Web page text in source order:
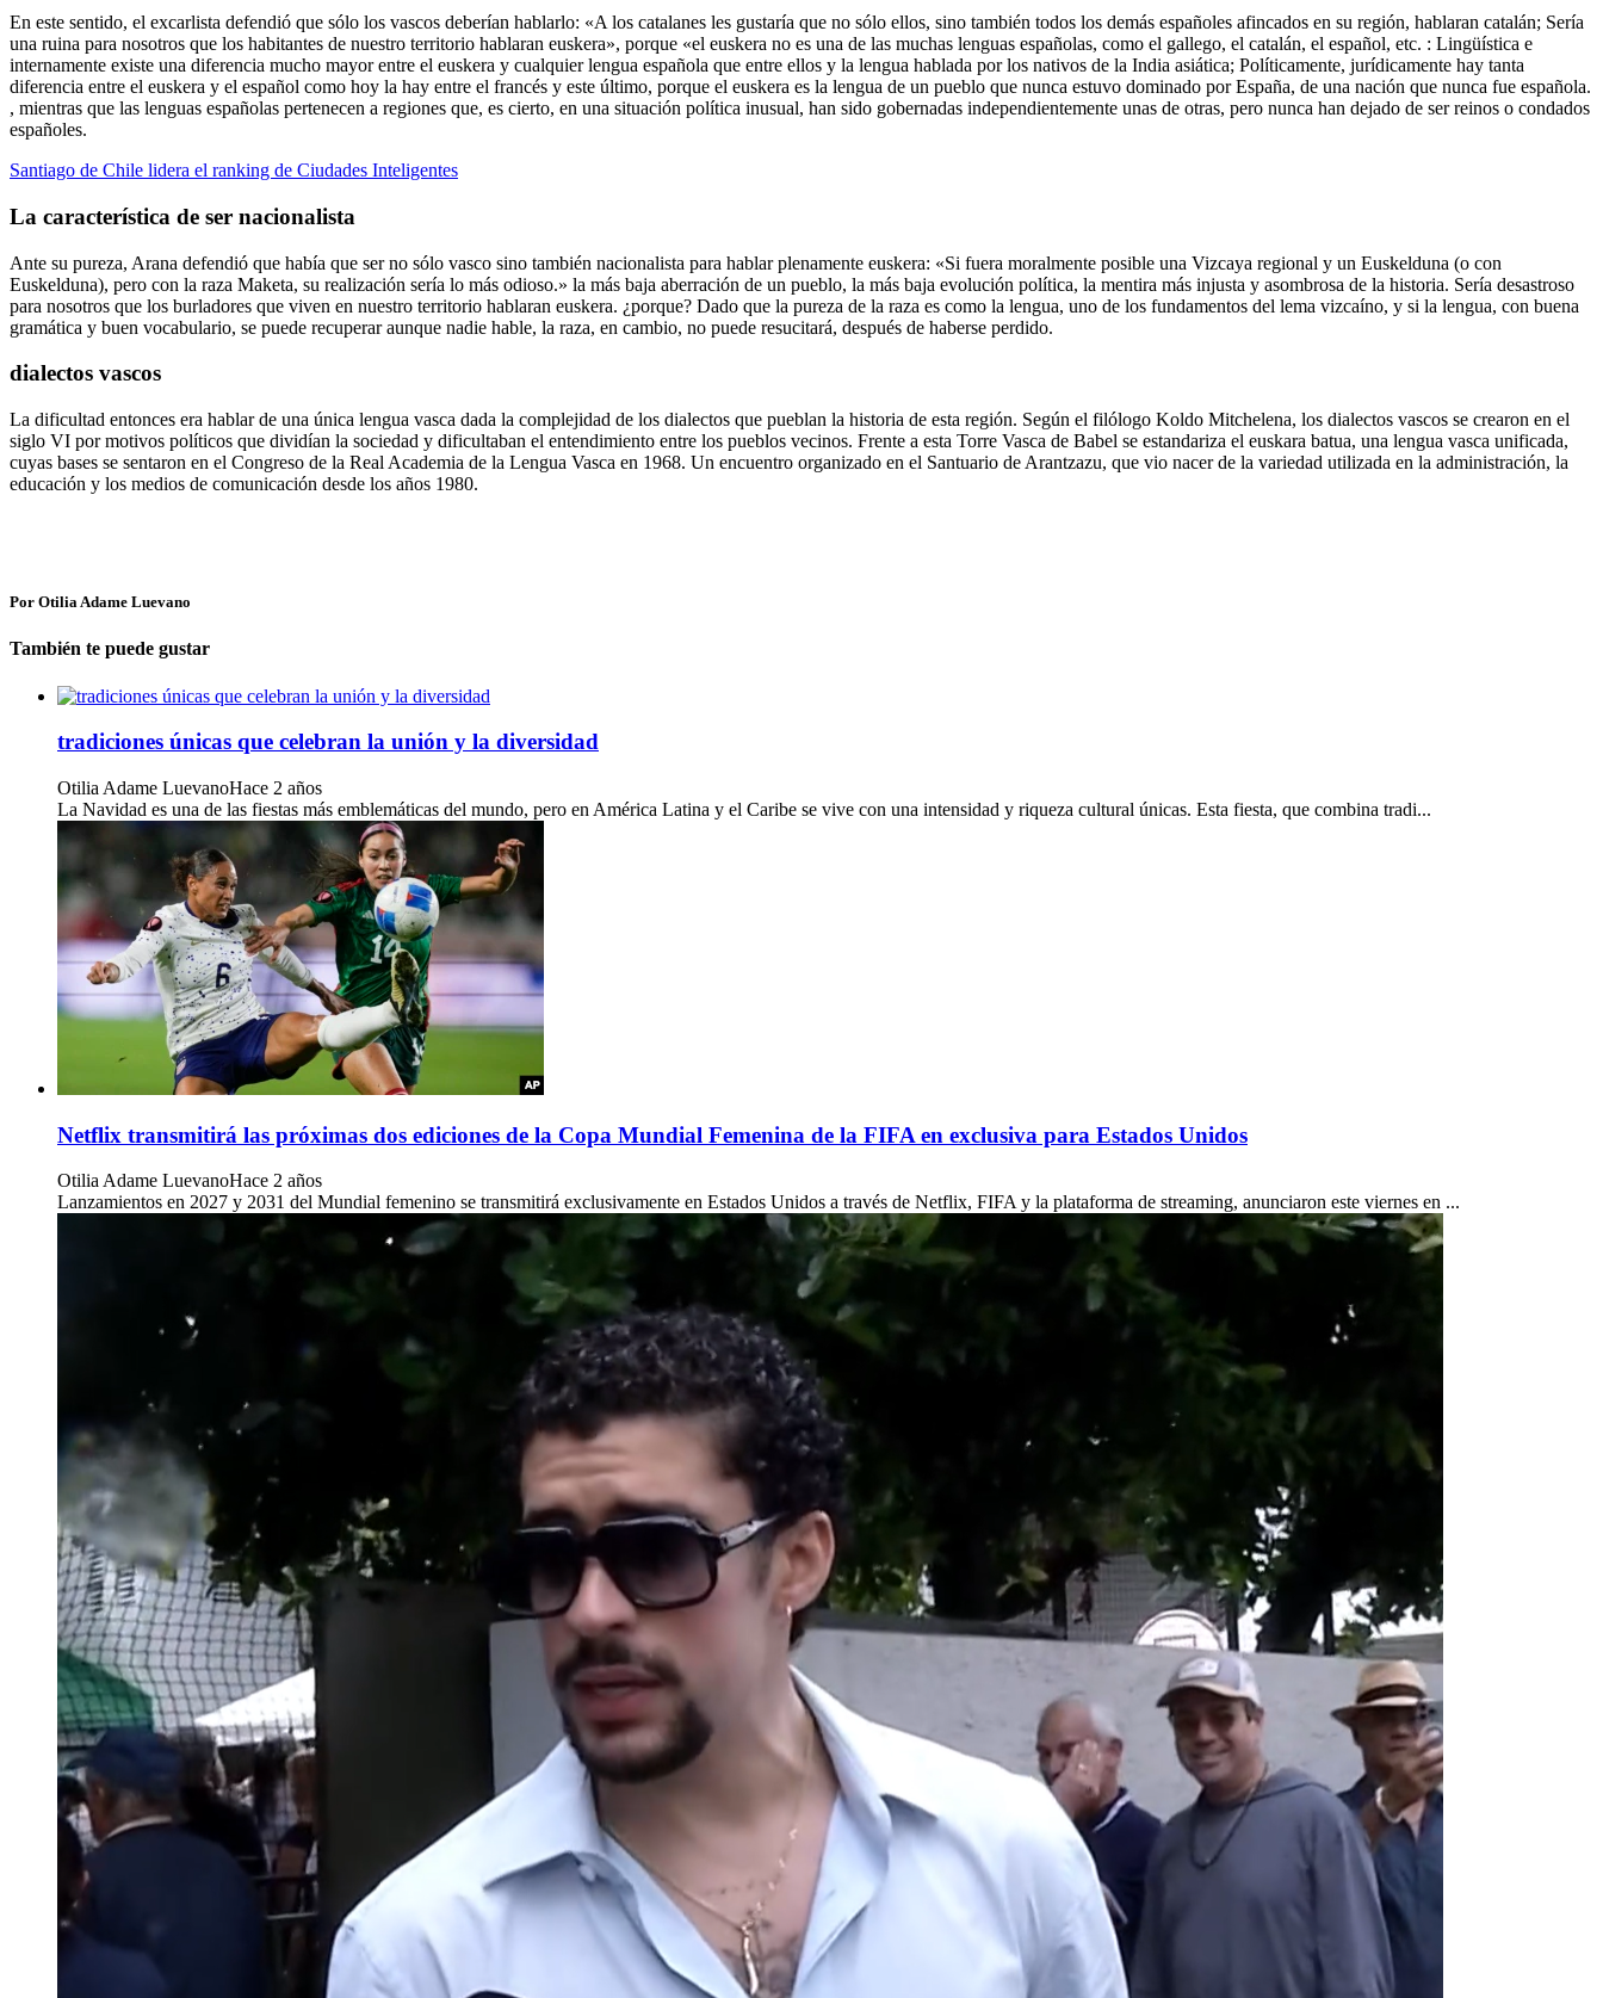
En este sentido, el excarlista defendió que sólo los vascos deberían hablarlo: «A los catalanes les gustaría que no sólo ellos, sino también todos los demás españoles afincados en su región, hablaran catalán; Sería
una ruina para nosotros que los habitantes de nuestro territorio hablaran euskera», porque «el euskera no es una de las muchas lenguas españolas, como el gallego, el catalán, el español, etc. : Lingüística e
internamente existe una diferencia mucho mayor entre el euskera y cualquier lengua española que entre ellos y la lengua hablada por los nativos de la India asiática; Políticamente, jurídicamente hay tanta
diferencia entre el euskera y el español como hoy la hay entre el francés y este último, porque el euskera es la lengua de un pueblo que nunca estuvo dominado por España, de una nación que nunca fue española.
, mientras que las lenguas españolas pertenecen a regiones que, es cierto, en una situación política inusual, han sido gobernadas independientemente unas de otras, pero nunca han dejado de ser reinos o condados
españoles.
Santiago de Chile lidera el ranking de Ciudades Inteligentes
La característica de ser nacionalista
Ante su pureza, Arana defendió que había que ser no sólo vasco sino también nacionalista para hablar plenamente euskera: «Si fuera moralmente posible una Vizcaya regional y un Euskelduna (o con
Euskelduna), pero con la raza Maketa, su realización sería lo más odioso.» la más baja aberración de un pueblo, la más baja evolución política, la mentira más injusta y asombrosa de la historia. Sería desastroso
para nosotros que los burladores que viven en nuestro territorio hablaran euskera. ¿porque? Dado que la pureza de la raza es como la lengua, uno de los fundamentos del lema vizcaíno, y si la lengua, con buena
gramática y buen vocabulario, se puede recuperar aunque nadie hable, la raza, en cambio, no puede resucitará, después de haberse perdido.
dialectos vascos
La dificultad entonces era hablar de una única lengua vasca dada la complejidad de los dialectos que pueblan la historia de esta región. Según el filólogo Koldo Mitchelena, los dialectos vascos se crearon en el
siglo VI por motivos políticos que dividían la sociedad y dificultaban el entendimiento entre los pueblos vecinos. Frente a esta Torre Vasca de Babel se estandariza el euskara batua, una lengua vasca unificada,
cuyas bases se sentaron en el Congreso de la Real Academia de la Lengua Vasca en 1968. Un encuentro organizado en el Santuario de Arantzazu, que vio nacer de la variedad utilizada en la administración, la
educación y los medios de comunicación desde los años 1980.
Por Otilia Adame Luevano
También te puede gustar
tradiciones únicas que celebran la unión y la diversidad
Otilia Adame LuevanoHace 2 años
La Navidad es una de las fiestas más emblemáticas del mundo, pero en América Latina y el Caribe se vive con una intensidad y riqueza cultural únicas. Esta fiesta, que combina tradi...
Netflix transmitirá las próximas dos ediciones de la Copa Mundial Femenina de la FIFA en exclusiva para Estados Unidos
Otilia Adame LuevanoHace 2 años
Lanzamientos en 2027 y 2031 del Mundial femenino se transmitirá exclusivamente en Estados Unidos a través de Netflix, FIFA y la plataforma de streaming, anunciaron este viernes en ...